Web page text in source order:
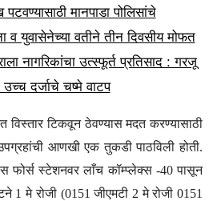
मानपाडा पोलिसांचे
व युवासेनेच्या वतीने तीन दिवसीय मोफत
नागरिकांचा उत्स्फूर्त प्रतिसाद : गरजू
उच्च दर्जाचे चष्मे वाटप
विस्तार टिकवून ठेवण्यास मदत करण्यासाठी
आणखी एक तुकडी पाठविली होती.
फोर्स स्टेशनवर लाँच कॉम्प्लेक्स -40 पासून
1 मे रोजी (0151 जीएमटी 2 मे रोजी 0151